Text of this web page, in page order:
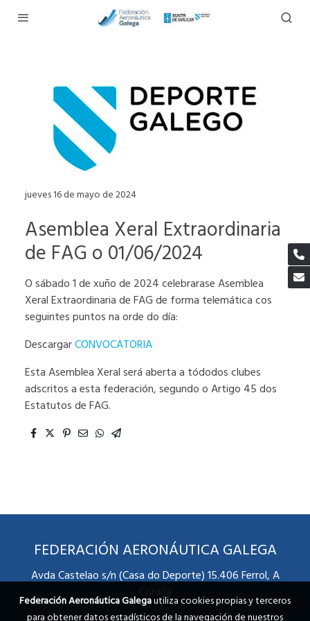
jueves 16 de mayo de 2024
Asemblea Xeral Extraordinaria
de FAG o 01/06/2024
O sábado 1 de xuño de 2024 celebrarase Asemblea
Xeral Extraordinaria de FAG de forma telemática cos
seguintes puntos na orde do día:
DescargarCONVOCATORIA
Esta Asemblea Xeral será aberta a tódodos clubes
adscritos a esta federación, segundo o Artigo 45 dos
Estatutos de FAG.
FEDERACIÓN AERONÁUTICA GALEGA
Avda Castelao s/n (Casa do Deporte) 15.406 Ferrol, A
Coruña
Federación Aeronáutica Galegautiliza cookies propias y terceros